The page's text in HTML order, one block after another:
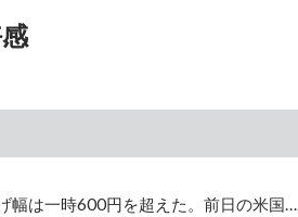
幅は一時600円を超えた。前日の米国